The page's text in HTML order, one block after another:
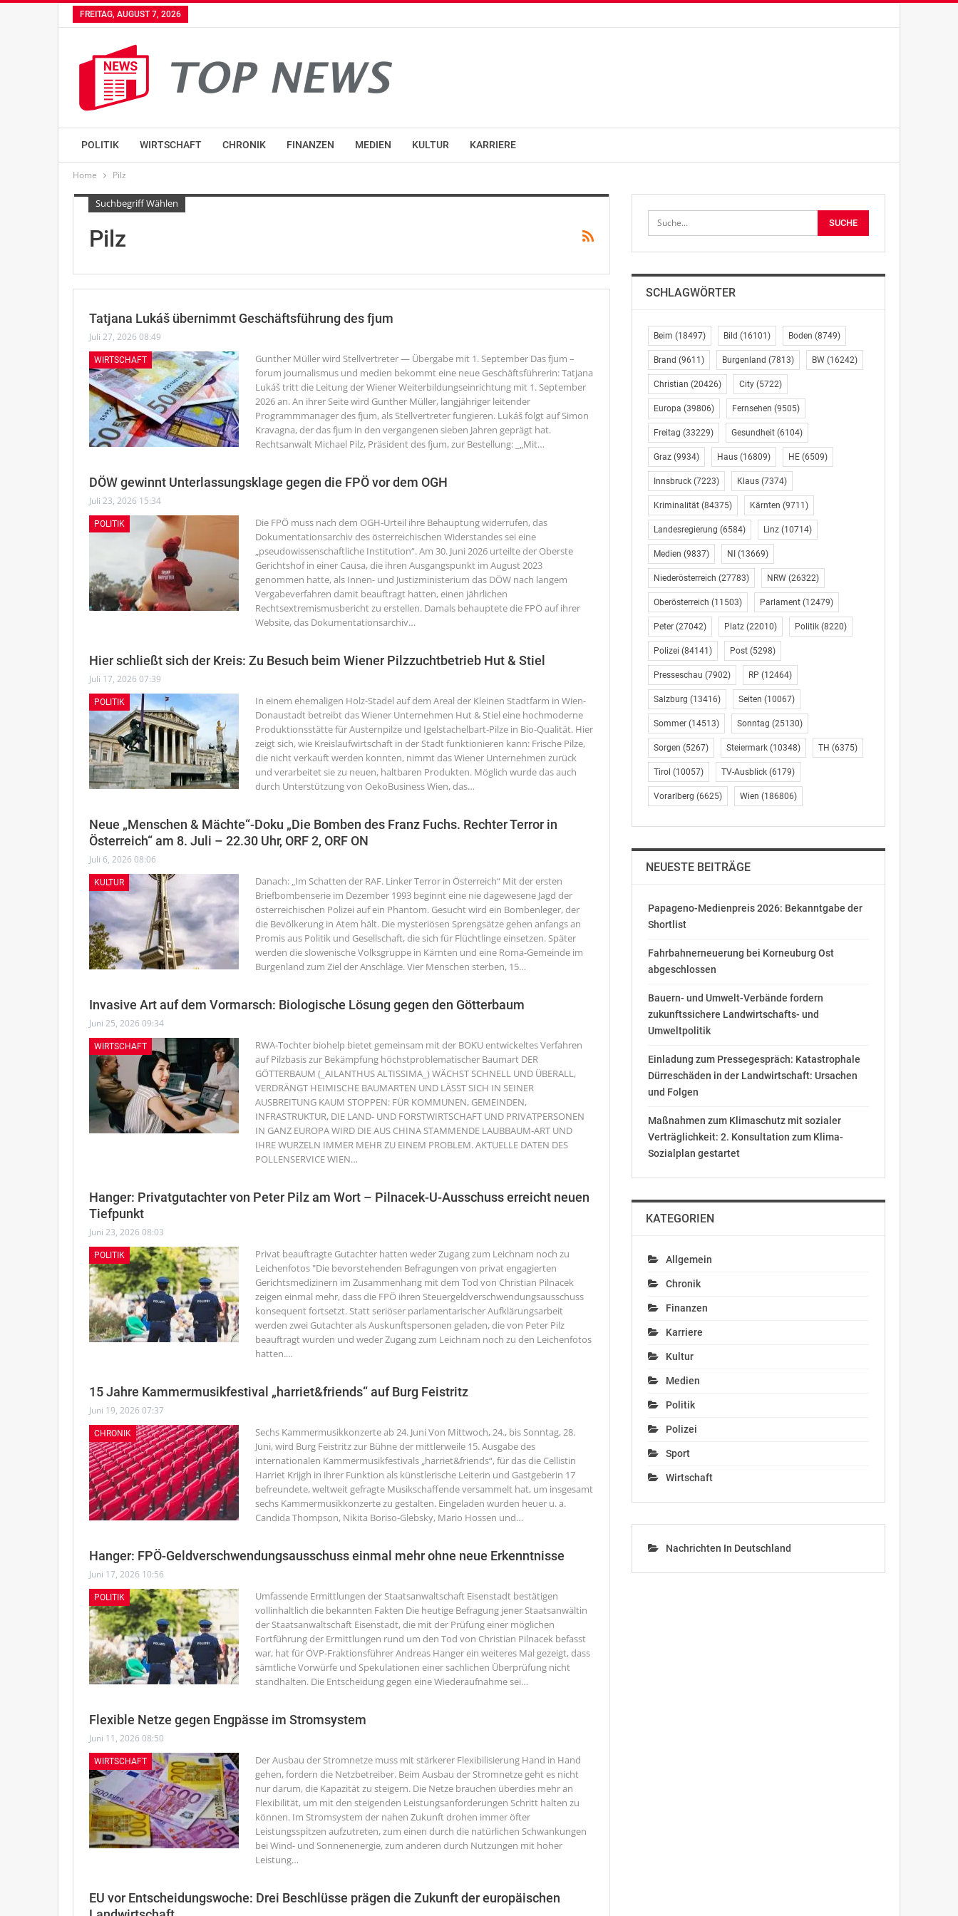
FREITAG, AUGUST 7, 2026
POLITIK WIRTSCHAFT CHRONIK FINANZEN MEDIEN KULTUR KARRIERE
Home Pilz
Suchbegriff Wählen
Pilz
Tatjana Lukáš übernimmt Geschäftsführung des fjum
Juli 27, 2026 08:49
WIRTSCHAFT Gunther Müller wird Stellvertreter — Übergabe mit 1. September Das fjum –
forum journalismus und medien bekommt eine neue Geschäftsführerin: Tatjana
Lukáš tritt die Leitung der Wiener Weiterbildungseinrichtung mit 1. September
2026 an. An ihrer Seite wird Gunther Müller, langjähriger leitender
Programmmanager des fjum, als Stellvertreter fungieren. Lukáš folgt auf Simon
Kravagna, der das fjum in den vergangenen sieben Jahren geprägt hat.
Rechtsanwalt Michael Pilz, Präsident des fjum, zur Bestellung: _„Mit…
DÖW gewinnt Unterlassungsklage gegen die FPÖ vor dem OGH
Juli 23, 2026 15:34
POLITIK
Die FPÖ muss nach dem OGH-Urteil ihre Behauptung widerrufen, das
Dokumentationsarchiv des österreichischen Widerstandes sei eine
„pseudowissenschaftliche Institution“.Am 30. Juni 2026 urteilte der Oberste
Gerichtshof in einer Causa, die ihren Ausgangspunkt im August 2023
genommen hatte, als Innen- und Justizministerium das DÖW nach langem
Vergabeverfahren damit beauftragt hatten, einen jährlichen
Rechtsextremismusbericht zu erstellen. Damals behauptete die FPÖ auf ihrer
Website, das Dokumentationsarchiv…
Hier schließt sich der Kreis: Zu Besuch beim Wiener Pilzzuchtbetrieb Hut & Stiel
Juli 17, 2026 07:39
POLITIK
In einem ehemaligen Holz-Stadel auf dem Areal der Kleinen Stadtfarm in Wien-
Donaustadt betreibt das Wiener Unternehmen Hut & Stiel eine hochmoderne
Produktionsstätte für Austernpilze und Igelstachelbart-Pilze in Bio-Qualität. Hier
zeigt sich, wie Kreislaufwirtschaft in der Stadt funktionieren kann: Frische Pilze,
die nicht verkauft werden konnten, nimmt das Wiener Unternehmen zurück
und verarbeitet sie zu neuen, haltbaren Produkten. Möglich wurde das auch
durch Unterstützung von OekoBusiness Wien, das…
Neue „Menschen & Mächte“-Doku „Die Bomben des Franz Fuchs. Rechter Terror in
Österreich“ am 8. Juli – 22.30 Uhr, ORF 2, ORF ON
Juli 6, 2026 08:06
KULTUR Danach: „Im Schatten der RAF. Linker Terror in Österreich“ Mit der ersten
Briefbombenserie im Dezember 1993 beginnt eine nie dagewesene Jagd der
österreichischen Polizei auf ein Phantom. Gesucht wird ein Bombenleger, der
die Bevölkerung in Atem hält. Die mysteriösen Sprengsätze gehen anfangs an
Promis aus Politik und Gesellschaft, die sich für Flüchtlinge einsetzen. Später
werden die slowenische Volksgruppe in Kärnten und eine Roma-Gemeinde im
Burgenland zum Ziel der Anschläge. Vier Menschen sterben, 15…
Invasive Art auf dem Vormarsch: Biologische Lösung gegen den Götterbaum
Juni 25, 2026 09:34
WIRTSCHAFT
RWA-Tochter biohelp bietet gemeinsam mit der BOKU entwickeltes Verfahren
auf Pilzbasis zur Bekämpfung höchstproblematischer Baumart DER
GÖTTERBAUM (_AILANTHUS ALTISSIMA_) WÄCHST SCHNELL UND ÜBERALL,
VERDRÄNGT HEIMISCHE BAUMARTEN UND LÄSST SICH IN SEINER
AUSBREITUNG KAUM STOPPEN: FÜR KOMMUNEN, GEMEINDEN,
INFRASTRUKTUR, DIE LAND- UND FORSTWIRTSCHAFT UND PRIVATPERSONEN
IN GANZ EUROPA WIRD DIE AUS CHINA STAMMENDE LAUBBAUM-ART UND
IHRE WURZELN IMMER MEHR ZU EINEM PROBLEM. AKTUELLE DATEN DES
POLLENSERVICE WIEN…
Hanger: Privatgutachter von Peter Pilz am Wort – Pilnacek-U-Ausschuss erreicht neuen
Tiefpunkt
Juni 23, 2026 08:03
POLITIK
Privat beauftragte Gutachter hatten weder Zugang zum Leichnam noch zu
Leichenfotos "Die bevorstehenden Befragungen von privat engagierten
Gerichtsmedizinern im Zusammenhang mit dem Tod von Christian Pilnacek
zeigen einmal mehr, dass die FPÖ ihren Steuergeldverschwendungsausschuss
konsequent fortsetzt. Statt seriöser parlamentarischer Aufklärungsarbeit
werden zwei Gutachter als Auskunftspersonen geladen, die von Peter Pilz
beauftragt wurden und weder Zugang zum Leichnam noch zu den Leichenfotos
hatten.…
15 Jahre Kammermusikfestival „harriet&friends“ auf Burg Feistritz
Juni 19, 2026 07:37
CHRONIK Sechs Kammermusikkonzerte ab 24. Juni Von Mittwoch, 24., bis Sonntag, 28.
Juni, wird Burg Feistritz zur Bühne der mittlerweile 15. Ausgabe des
internationalen Kammermusikfestivals „harriet&friends“, für das die Cellistin
Harriet Krijgh in ihrer Funktion als künstlerische Leiterin und Gastgeberin 17
befreundete, weltweit gefragte Musikschaffende versammelt hat, um insgesamt
sechs Kammermusikkonzerte zu gestalten. Eingeladen wurden heuer u. a.
Candida Thompson, Nikita Boriso-Glebsky, Mario Hossen und…
Hanger: FPÖ-Geldverschwendungsausschuss einmal mehr ohne neue Erkenntnisse
Juni 17, 2026 10:56
POLITIK
Umfassende Ermittlungen der Staatsanwaltschaft Eisenstadt bestätigen
vollinhaltlich die bekannten Fakten Die heutige Befragung jener Staatsanwältin
der Staatsanwaltschaft Eisenstadt, die mit der Prüfung einer möglichen
Fortführung der Ermittlungen rund um den Tod von Christian Pilnacek befasst
war, hat für ÖVP-Fraktionsführer Andreas Hanger ein weiteres Mal gezeigt, dass
sämtliche Vorwürfe und Spekulationen einer sachlichen Überprüfung nicht
standhalten. Die Entscheidung gegen eine Wiederaufnahme sei…
Flexible Netze gegen Engpässe im Stromsystem
Juni 11, 2026 08:50
WIRTSCHAFT
Der Ausbau der Stromnetze muss mit stärkerer Flexibilisierung Hand in Hand
gehen, fordern die Netzbetreiber. Beim Ausbau der Stromnetze geht es nicht
nur darum, die Kapazität zu steigern. Die Netze brauchen überdies mehr an
Flexibilität, um mit den steigenden Leistungsanforderungen Schritt halten zu
können. Im Stromsystem der nahen Zukunft drohen immer öfter
Leistungsspitzen aufzutreten, zum einen durch die natürlichen Schwankungen
bei Wind- und Sonnenenergie, zum anderen durch Nutzungen mit hoher
Leistung…
EU vor Entscheidungswoche: Drei Beschlüsse prägen die Zukunft der europäischen
SCHLAGWÖRTER
Beim (18497) Bild (16101) Boden (8749)
Brand (9611) Burgenland (7813) BW(16242)
Christian (20426) City(5722)
Europa (39806) Fernsehen (9505)
Freitag (33229) Gesundheit(6104)
Graz(9934) Haus(16809) HE(6509)
Innsbruck(7223) Klaus(7374)
Kriminalität(84375) Kärnten (9711)
Landesregierung (6584) Linz(10714)
Medien (9837) NI (13669)
Niederösterreich (27783) NRW(26322)
Oberösterreich (11503) Parlament(12479)
Peter(27042) Platz(22010) Politik(8220)
Polizei (84141) Post(5298)
Presseschau (7902) RP (12464)
Salzburg (13416) Seiten (10067)
Sommer(14513) Sonntag (25130)
Sorgen (5267) Steiermark(10348) TH (6375)
Tirol (10057) TV-Ausblick(6179)
Vorarlberg (6625) Wien (186806)
NEUESTE BEITRÄGE
Papageno-Medienpreis 2026: Bekanntgabe der
Shortlist
Fahrbahnerneuerung bei Korneuburg Ost
abgeschlossen
Bauern- und Umwelt-Verbände fordern
zukunftssichere Landwirtschafts- und
Umweltpolitik
Einladung zum Pressegespräch: Katastrophale
Dürreschäden in der Landwirtschaft: Ursachen
und Folgen
Maßnahmen zum Klimaschutz mit sozialer
Verträglichkeit: 2. Konsultation zum Klima-
Sozialplan gestartet
KATEGORIEN
Allgemein
Chronik
Finanzen
Karriere
Kultur
Medien
Politik
Polizei
Sport
Wirtschaft
Nachrichten In Deutschland